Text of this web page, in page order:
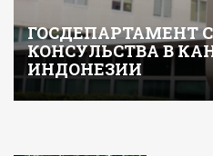
ГОСДЕПАРТАМЕНТ
КОНСУЛЬСТВА В
ИНДОНЕЗИИ